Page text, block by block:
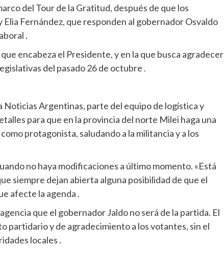
del Tour de la Gratitud, después de que los
Fernández, que responden al gobernador Osvaldo
.
encabeza el Presidente, y en la que busca agradecer
del pasado 26 de octubre .
Argentinas, parte del equipo de logística y
para que en la provincia del norte Milei haga una
protagonista, saludando a la militancia y a los
no haya modificaciones a último momento. «Está
siempre dejan abierta alguna posibilidad de que el
afecte la agenda .
que el gobernador Jaldo no será de la partida. El
partidario y de agradecimiento a los votantes, sin el
locales .